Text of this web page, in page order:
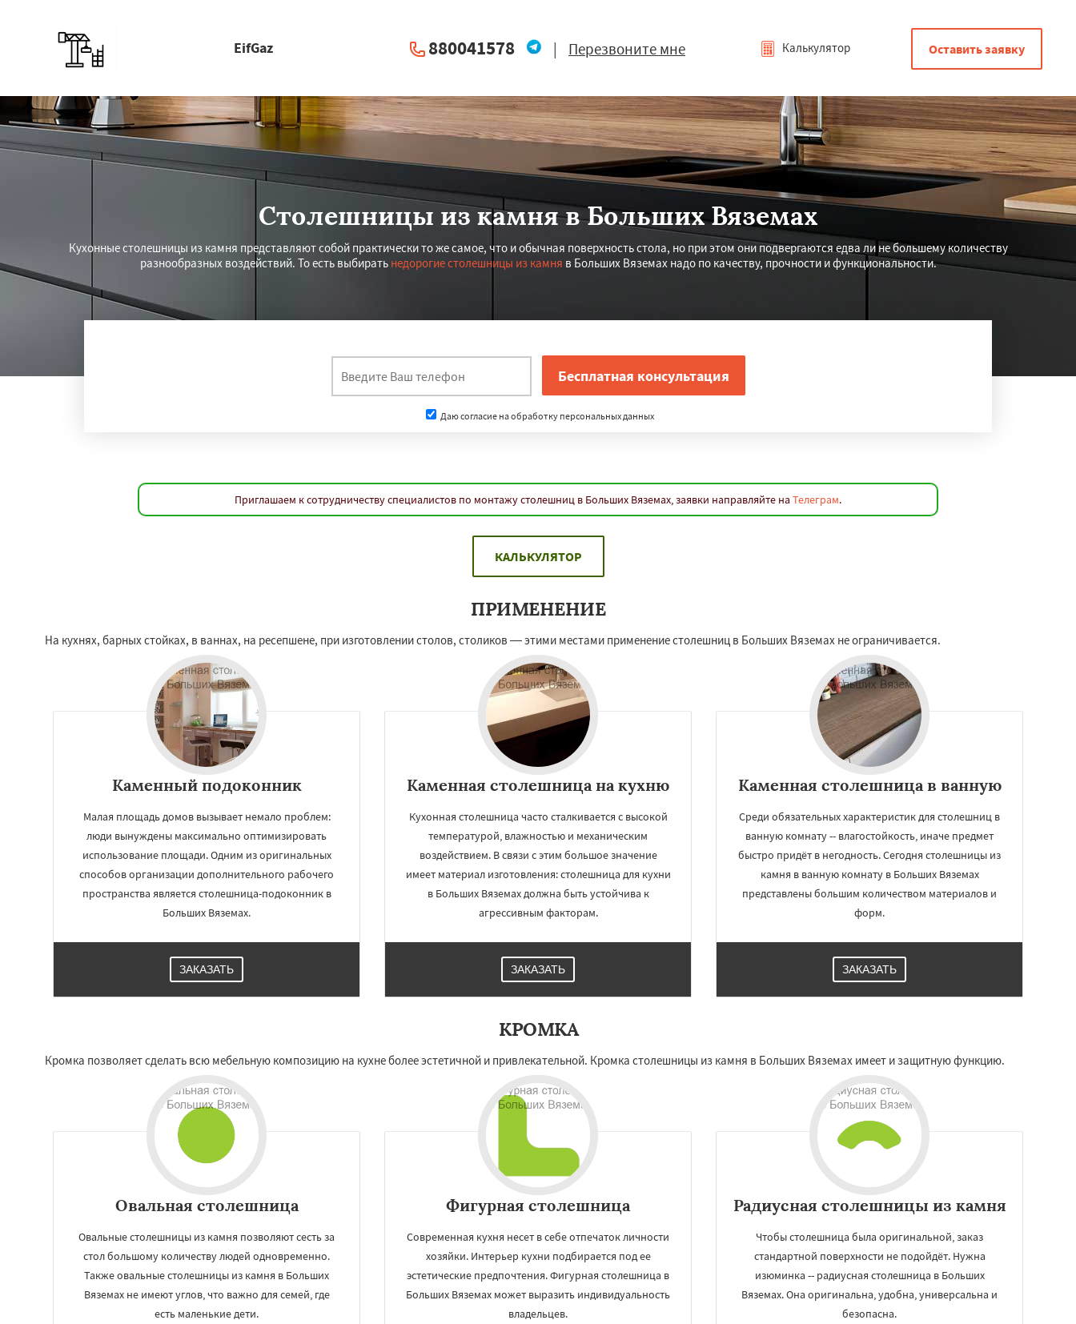
Работаем по
×
EifGaz 880041578 | Перезвоните мне Калькулятор Оставить заявку
Столешницы из камня в Больших Вяземах
Кухонные столешницы из камня представляют собой практически то же самое, что и обычная поверхность стола, но при этом они подвергаются едва ли не большему количеству
разнообразных воздействий. То есть выбирать недорогие столешницы из камня в Больших Вяземах надо по качеству, прочности и функциональности.
Даю согласие на обработку персональных данных
Приглашаем к сотрудничеству специалистов по монтажу столешниц в Больших Вяземах, заявки направляйте на Телеграм.
КАЛЬКУЛЯТОР
ПРИМЕНЕНИЕ
На кухнях, барных стойках, в ваннах, на ресепшене, при изготовлении столов, столиков — этими местами применение столешниц в Больших Вяземах не ограничивается.
Каменный подоконник
Малая площадь домов вызывает немало проблем:
люди вынуждены максимально оптимизировать
использование площади. Одним из оригинальных
способов организации дополнительного рабочего
пространства является столешница-подоконник в
Больших Вяземах.
ЗАКАЗАТЬ
Каменная столешница на кухню
Кухонная столешница часто сталкивается с высокой
температурой, влажностью и механическим
воздействием. В связи с этим большое значение
имеет материал изготовления: столешница для кухни
в Больших Вяземах должна быть устойчива к
агрессивным факторам.
ЗАКАЗАТЬ
Каменная столешница в ванную
Среди обязательных характеристик для столешниц в
ванную комнату -- влагостойкость, иначе предмет
быстро придёт в негодность. Сегодня столешницы из
камня в ванную комнату в Больших Вяземах
представлены большим количеством материалов и
форм.
ЗАКАЗАТЬ
КРОМКА
Кромка позволяет сделать всю мебельную композицию на кухне более эстетичной и привлекательной. Кромка столешницы из камня в Больших Вяземах имеет и защитную функцию.
Овальная столешница
Овальные столешницы из камня позволяют сесть за
стол большому количеству людей одновременно.
Также овальные столешницы из камня в Больших
Вяземах не имеют углов, что важно для семей, где
есть маленькие дети.
Фигурная столешница
Современная кухня несет в себе отпечаток личности
хозяйки. Интерьер кухни подбирается под ее
эстетические предпочтения. Фигурная столешница в
Больших Вяземах может выразить индивидуальность
владельцев.
Радиусная столешницы из камня
Чтобы столешница была оригинальной, заказ
стандартной поверхности не подойдёт. Нужна
изюминка -- радиусная столешница в Больших
Вяземах. Она оригинальна, удобна, универсальна и
безопасна.
УЗНАТЬ ПОДРОБНЕЕ ×